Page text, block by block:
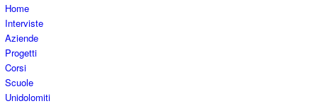
Home
Interviste
Aziende
Progetti
Corsi
Scuole
Unidolomiti